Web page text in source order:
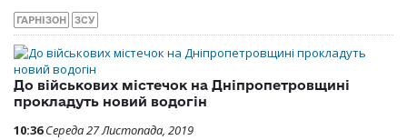
ГАРНІЗОН ЗСУ
До військових містечок на Дніпропетровщині
прокладуть новий водогін
10:36 Середа 27 Листопада, 2019